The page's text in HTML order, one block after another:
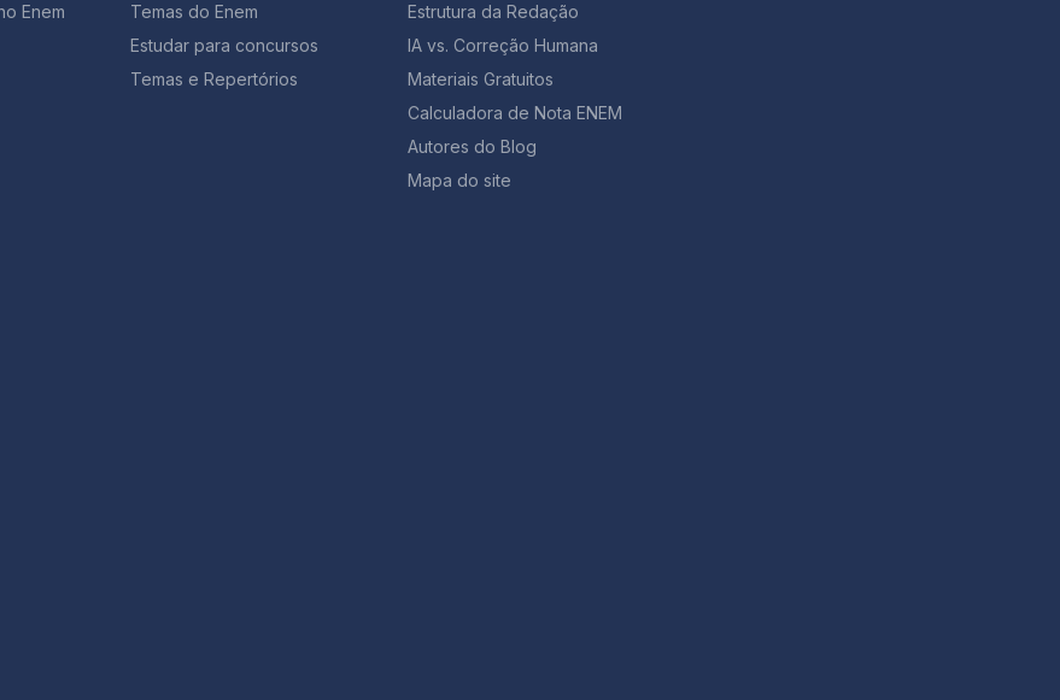
Enem
Temas do Enem
Estudar para concursos
Temas e Repertórios
Estrutura da Redação
IA vs. Correção Humana
Materiais Gratuitos
Calculadora de Nota ENEM
Autores do Blog
Mapa do site